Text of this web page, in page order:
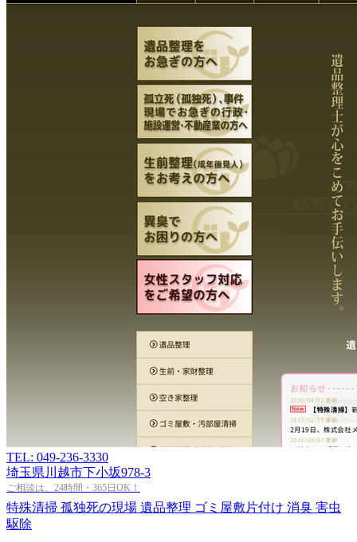
TEL: 049-236-3330
埼玉県川越市下小坂978-3
ご相談は、24時間・365日OK！
特殊清掃 孤独死の現場 遺品整理 ゴミ屋敷片付け 消臭 害虫
駆除